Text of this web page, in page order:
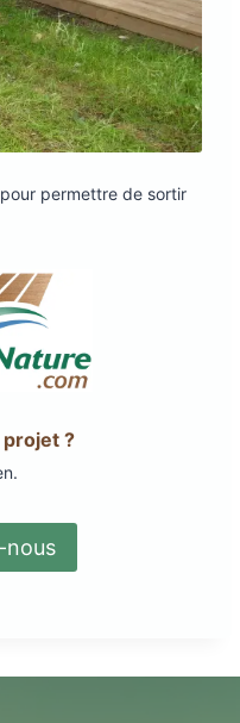
permettre de sortir
?
nous